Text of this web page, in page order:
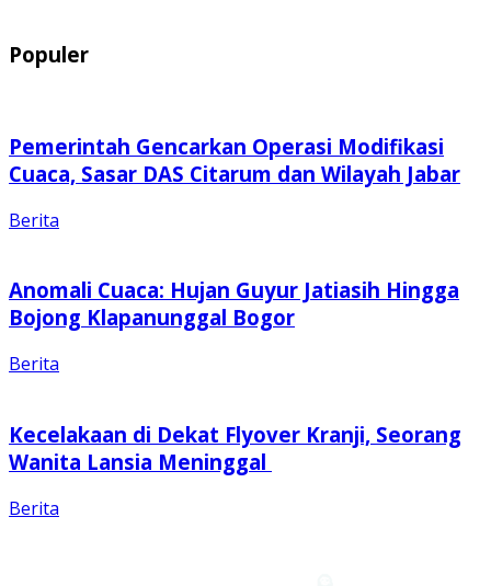
Populer
Pemerintah Gencarkan Operasi Modifikasi
Cuaca, Sasar DAS Citarum dan Wilayah Jabar
Berita
Anomali Cuaca: Hujan Guyur Jatiasih Hingga
Bojong Klapanunggal Bogor
Berita
Kecelakaan di Dekat Flyover Kranji, Seorang
Wanita Lansia Meninggal
Berita